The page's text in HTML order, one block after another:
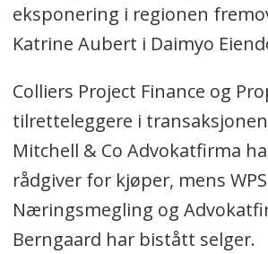
eksponering i regionen
Katrine Aubert i Daimyo
Colliers Project Finance og
tilretteleggere i
Mitchell & Co Advokatfirma
rådgiver for kjøper, mens WPS
Næringsmegling og
Berngaard har bistått selger.